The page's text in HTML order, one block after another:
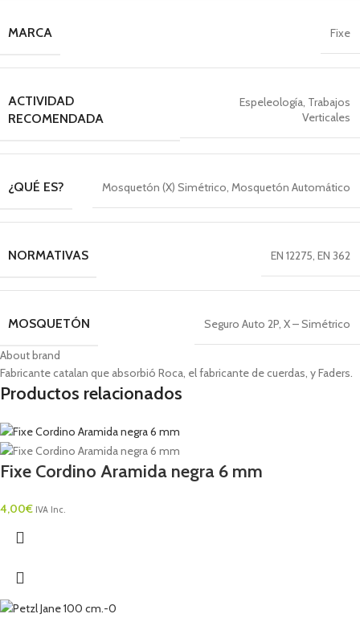
MARCA Fixe
ACTIVIDAD
RECOMENDADA
Espeleología, Trabajos
Verticales
¿QUÉ ES? Mosquetón (X) Simétrico, Mosquetón Automático
NORMATIVAS EN 12275, EN 362
MOSQUETÓN Seguro Auto 2P, X – Simétrico
About brand
Fabricante catalan que absorbió Roca, el fabricante de cuerdas, y Faders.
Productos relacionados
Fixe Cordino Aramida negra 6 mm
4,00€ IVA Inc.